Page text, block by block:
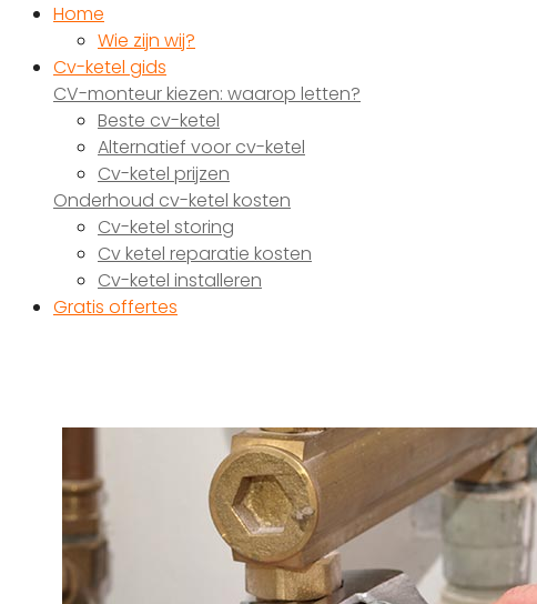
Home
Wie zijn wij?
Cv-ketel gids
CV-monteur kiezen: waarop letten?
Beste cv-ketel
Alternatief voor cv-ketel
Cv-ketel prijzen
Onderhoud cv-ketel kosten
Cv-ketel storing
Cv ketel reparatie kosten
Cv-ketel installeren
Gratis offertes